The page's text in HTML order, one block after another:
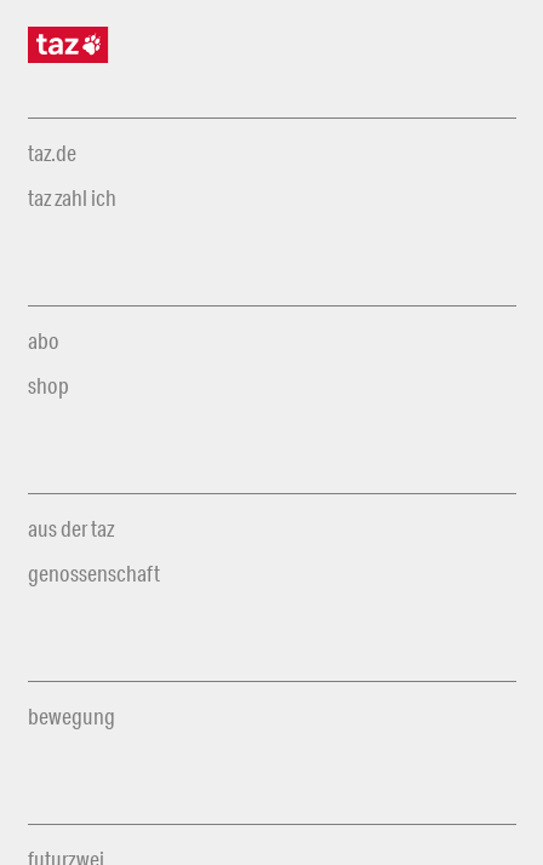
taz.de
taz zahl ich
abo
shop
aus der taz
genossenschaft
bewegung
futurzwei